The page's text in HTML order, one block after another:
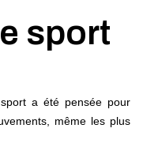
sport
a été pensée pour
même les plus